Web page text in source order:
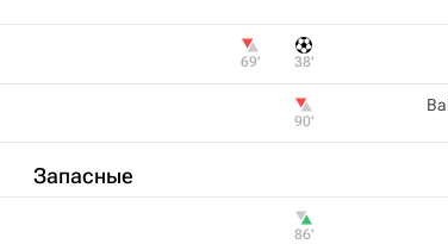
Запасные
38‎’‎
69‎’‎
90‎’‎
86‎’‎